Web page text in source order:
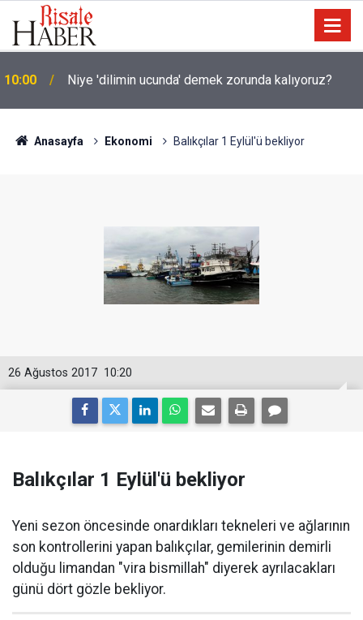
09:45
savunma şartı getirdiler
Anasayfa Ekonomi Balıkçılar 1 Eylül'ü bekliyor
10:20
26 Ağustos 2017
Balıkçılar 1 Eylül'ü bekliyor
Yeni sezon öncesinde onardıkları tekneleri ve ağlarının
son kontrollerini yapan balıkçılar, gemilerinin demirli
olduğu limandan "vira bismillah" diyerek ayrılacakları
günü dört gözle bekliyor.